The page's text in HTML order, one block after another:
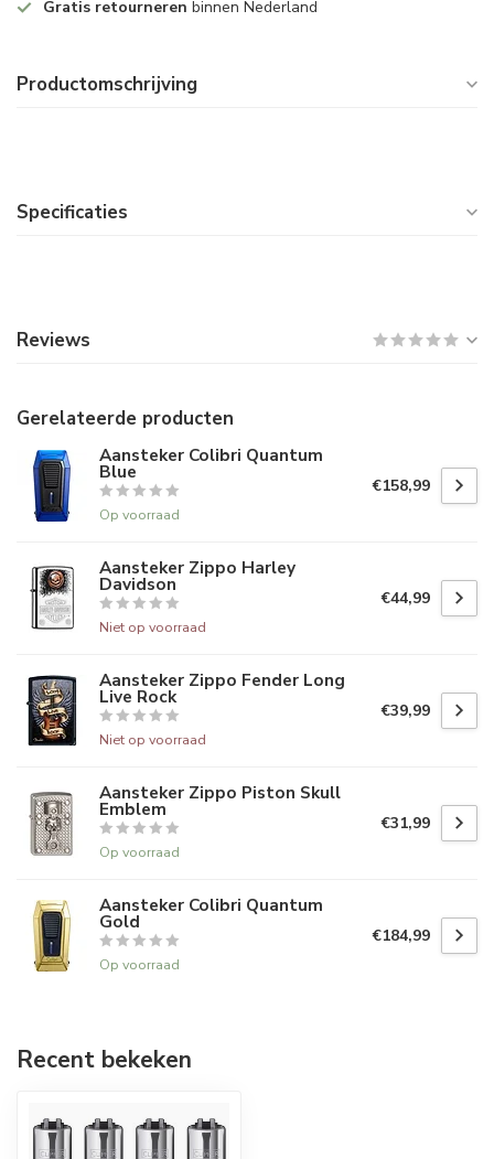
Gratis retourneren binnen Nederland
Productomschrijving
Specificaties
Reviews
Gerelateerde producten
Aansteker Colibri Quantum
Blue
Op voorraad
€158,99
Aansteker Zippo Harley
Davidson
Niet op voorraad
€44,99
Aansteker Zippo Fender Long
Live Rock
Niet op voorraad
€39,99
Aansteker Zippo Piston Skull
Emblem
Op voorraad
€31,99
Aansteker Colibri Quantum
Gold
Op voorraad
€184,99
Recent bekeken